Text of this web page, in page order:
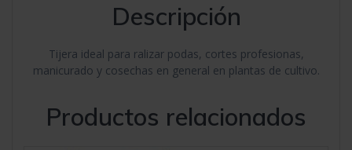
Descripción
Tijera ideal para ralizar podas, cortes profesionas,
manicurado y cosechas en general en plantas de cultivo.
Productos relacionados